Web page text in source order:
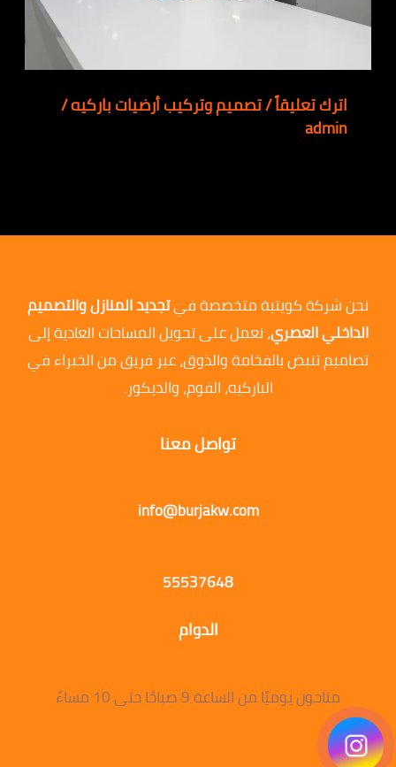
اترك تعليقاً/تصميم وتركيب أرضيات باركيه/
admin
نحن شركة كويتية متخصصة فيتجديد المنازل والتصميم
الداخلي العصري، نعمل على تحويل المساحات العادية إلى
تصاميم تنبض بالفخامة والذوق، عبر فريق من الخبراء في
الباركيه، الفوم، والديكور.
تواصل معنا
info@burjakw.com
55537648
الدوام
متاحون يوميًا من الساعة 9 صباحًا حتى 10 مساءً